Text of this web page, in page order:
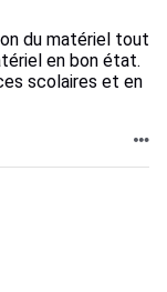
du matériel tout
en bon état.
scolaires et en